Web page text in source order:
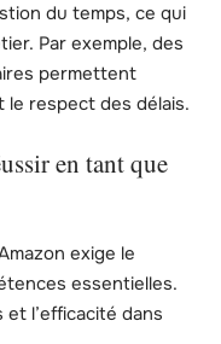
du temps, ce qui
Par exemple, des
permettent
le respect des délais.
en tant que
exige le
essentielles.
l’efficacité dans